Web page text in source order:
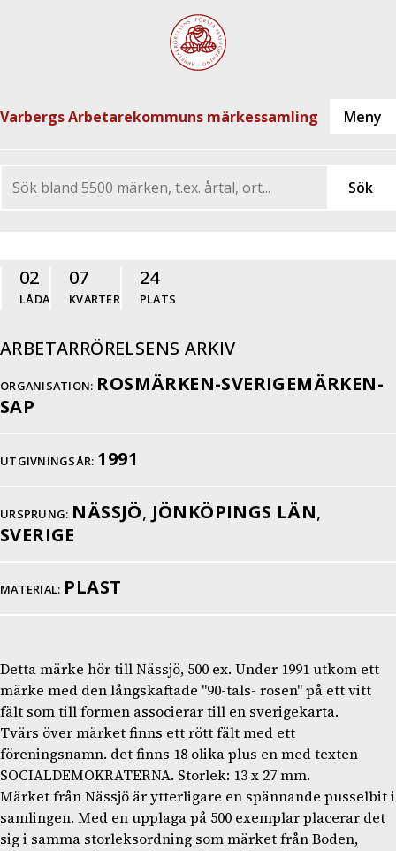
Varbergs Arbetarekommuns märkessamling
02
LÅDA
07
KVARTER
24
PLATS
ARBETARRÖRELSENS ARKIV
ORGANISATION: ROSMÄRKEN-SVERIGEMÄRKEN-
SAP
UTGIVNINGSÅR: 1991
URSPRUNG: NÄSSJÖ, JÖNKÖPINGS LÄN,
SVERIGE
MATERIAL: PLAST
Detta märke hör till Nässjö, 500 ex. Under 1991 utkom ett
märke med den långskaftade "90-tals- rosen" på ett vitt
fält som till formen associerar till en sverigekarta.
Tvärs över märket finns ett rött fält med ett
föreningsnamn. det finns 18 olika plus en med texten
SOCIALDEMOKRATERNA. Storlek: 13 x 27 mm.
Märket från Nässjö är ytterligare en spännande pusselbit i
samlingen. Med en upplaga på 500 exemplar placerar det
sig i samma storleksordning som märket från Boden,